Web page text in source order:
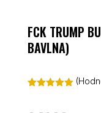
FCK TRUMP
BAVLNA)